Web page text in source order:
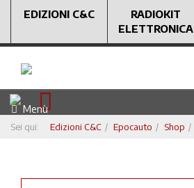
EDIZIONI C&C
RADIOKIT
ELETTRONICA
Menù
Sei qui: Edizioni C&C Epocauto Shop